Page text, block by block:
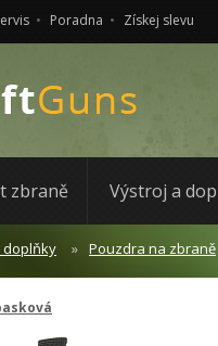
Poradna Získej slevu
zbraně Výstroj a
doplňky Pouzdra na zbraně